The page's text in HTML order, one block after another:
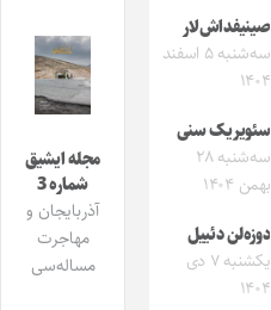
صینیفداش‌لار
سه‌شنبه ۵ اسفند
۱۴۰۴
سئویریک سنی
سه‌شنبه ۲۸
بهمن ۱۴۰۴
دوزه‌لن دئییل
یکشنبه ۷ دی
۱۴۰۴
مجله ایشیق
شماره 3
آذربایجان و
مهاجرت
مساله‌سی